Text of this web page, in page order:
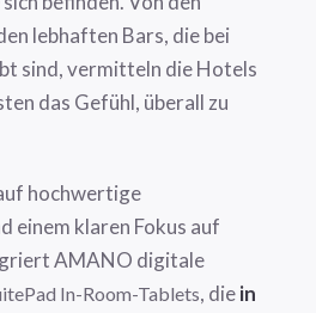
lebhaften Bars, die bei
sind, vermitteln die Hotels
das Gefühl, überall zu
hochwertige
einem klaren Fokus auf
AMANO digitale
In-Room-Tablets, diein